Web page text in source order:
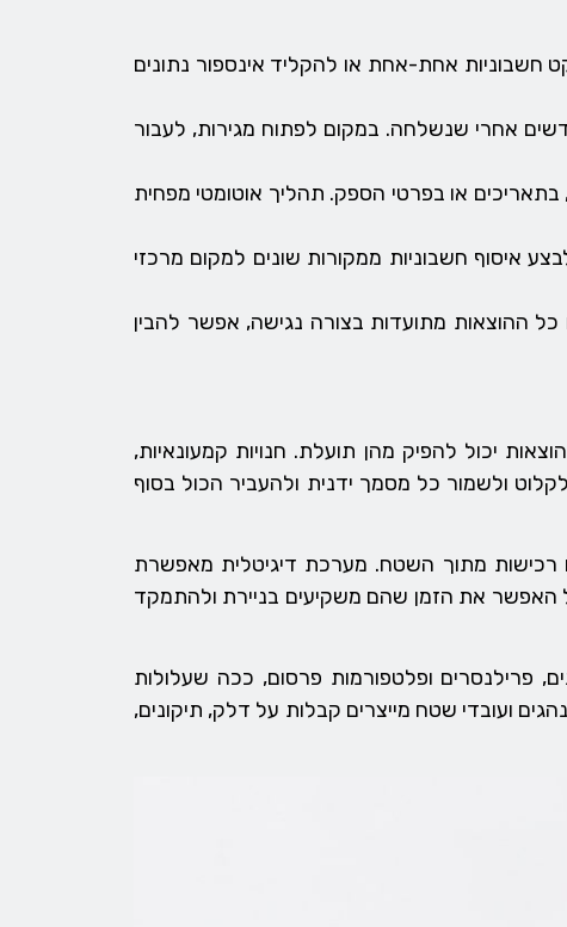
חשבוניות אחת-אחת או להקליד אינספור נתונים
אחרי שנשלחה. במקום לפתוח מגירות, לעבור
או בפרטי הספק. תהליך אוטומטי מפחית
איסוף חשבוניות ממקורות שונים למקום מרכזי
ההוצאות מתועדות בצורה נגישה, אפשר להבין
יכול להפיק מהן תועלת. חנויות קמעונאיות,
ולשמור כל מסמך ידנית ולהעביר הכול בסוף
רכישות מתוך השטח. מערכת דיגיטלית מאפשרת
האפשר את הזמן שהם משקיעים בניירת ולהתמקד
פרילנסרים ופלטפורמות פרסום, ככה שעלולות
ועובדי שטח מייצרים קבלות על דלק, תיקונים,